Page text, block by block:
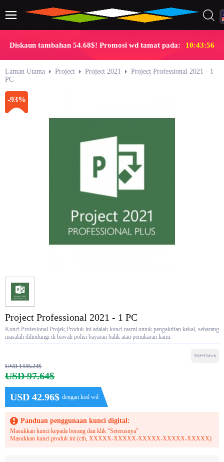
Diskaun tambahan 54.68$! Promosi wd tamat pada: 10:43:55
Laman Utama Project Project 2021
Project Professional 2021 - 1
PC
-93%
Project Professional 2021 - 1 PC
Kunci Profesional Projek,Produk ini adalah kunci rasmi untuk pengaktifan kekal, sebarang
masalah dilindungi di bawah polisi bayaran balik atau penukaran kami.
USD 1445.24$
USD 97.64$
USD 42.96$ dengan kod wd
450+Dibeli
Panduan penggunaan kunci digital:
Masukkan kunci kepada borang dan klik "Seterusnya"
Masukkan kunci produk ini (cth, XXXXX-XXXXX-XXXXX-XXXXX-XXXXX)